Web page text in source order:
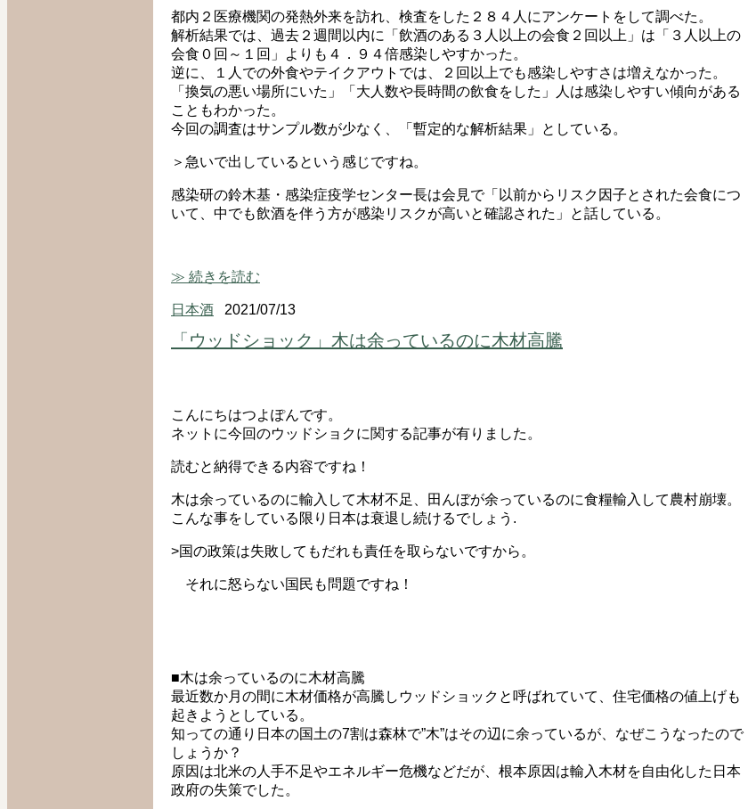
都内２医療機関の発熱外来を訪れ、検査をした２８４人にアンケートをして調べた。
解析結果では、過去２週間以内に「飲酒のある３人以上の会食２回以上」は「３人以上の
会食０回～１回」よりも４．９４倍感染しやすかった。
逆に、１人での外食やテイクアウトでは、２回以上でも感染しやすさは増えなかった。
「換気の悪い場所にいた」「大人数や長時間の飲食をした」人は感染しやすい傾向がある
こともわかった。
今回の調査はサンプル数が少なく、「暫定的な解析結果」としている。
＞急いで出しているという感じですね。
感染研の鈴木基・感染症疫学センター長は会見で「以前からリスク因子とされた会食につ
いて、中でも飲酒を伴う方が感染リスクが高いと確認された」と話している。
≫ 続きを読む
日本酒 2021/07/13
「ウッドショック」木は余っているのに木材高騰
こんにちはつよぽんです。
ネットに今回のウッドショクに関する記事が有りました。
読むと納得できる内容ですね！
木は余っているのに輸入して木材不足、田んぼが余っているのに食糧輸入して農村崩壊。
こんな事をしている限り日本は衰退し続けるでしょう.
>国の政策は失敗してもだれも責任を取らないですから。
それに怒らない国民も問題ですね！
■木は余っているのに木材高騰
最近数か月の間に木材価格が高騰しウッドショックと呼ばれていて、住宅価格の値上げも
起きようとしている。
知っての通り日本の国土の7割は森林で”木”はその辺に余っているが、なぜこうなったので
しょうか？
原因は北米の人手不足やエネルギー危機などだが、根本原因は輸入木材を自由化した日本
政府の失策でした。